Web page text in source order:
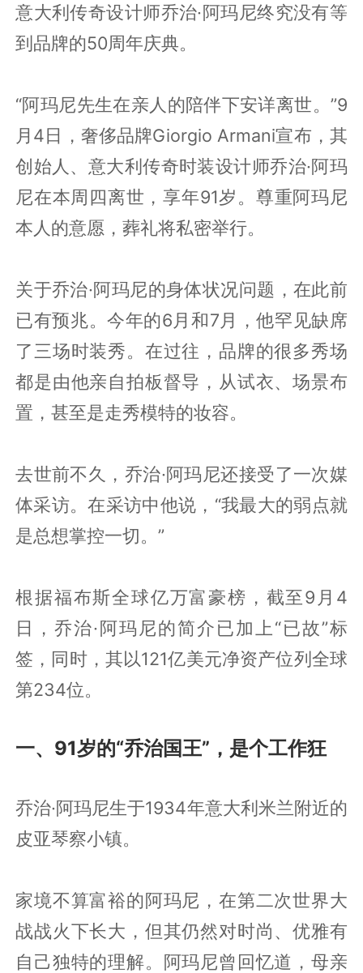
意大利传奇设计师乔治·阿玛尼终究没有等
到品牌的50周年庆典。
“阿玛尼先生在亲人的陪伴下安详离世。”9
月4日，奢侈品牌Giorgio Armani宣布，其
创始人、意大利传奇时装设计师乔治·阿玛
尼在本周四离世，享年91岁。尊重阿玛尼
本人的意愿，葬礼将私密举行。
关于乔治·阿玛尼的身体状况问题，在此前
已有预兆。今年的6月和7月，他罕见缺席
了三场时装秀。在过往，品牌的很多秀场
都是由他亲自拍板督导，从试衣、场景布
置，甚至是走秀模特的妆容。
去世前不久，乔治·阿玛尼还接受了一次媒
体采访。在采访中他说，“我最大的弱点就
是总想掌控一切。”
根据福布斯全球亿万富豪榜，截至9月4
日，乔治·阿玛尼的简介已加上“已故”标
签，同时，其以121亿美元净资产位列全球
第234位。
一、91岁的“乔治国王”，是个工作狂
乔治·阿玛尼生于1934年意大利米兰附近的
皮亚琴察小镇。
家境不算富裕的阿玛尼，在第二次世界大
战战火下长大，但其仍然对时尚、优雅有
自己独特的理解。阿玛尼曾回忆道，母亲